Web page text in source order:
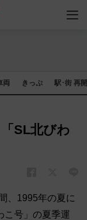
両 きっぷ 駅･街 再
「SL北びわ
、1995年の夏に
こ号」の夏季運